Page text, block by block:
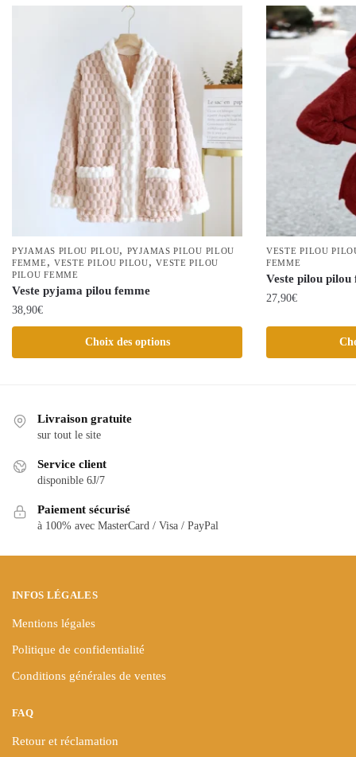
PYJAMAS PILOU PILOU, PYJAMAS PILOU PILOU
FEMME, VESTE PILOU PILOU,VESTE PILOU
PILOU FEMME
Veste pyjama pilou femme
38,90€
Choix des options
produit
variations.
peuvent
choisies
VESTE PILOU
FEMME
Veste pilou
27,90€
Ce
page
Livraison gratuite
sur tout le site
Service client
disponible 6J/7
Paiement sécurisé
à 100% avec MasterCard / Visa / PayPal
INFOS LÉGALES
Mentions légales
Politique de confidentialité
Conditions générales de ventes
FAQ
Retour et réclamation